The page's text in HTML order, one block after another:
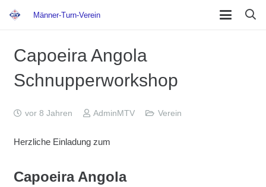
Männer-Turn-Verein
Capoeira Angola
Schnupperworkshop
vor 8 Jahren AdminMTV Verein
Herzliche Einladung zum
Capoeira Angola